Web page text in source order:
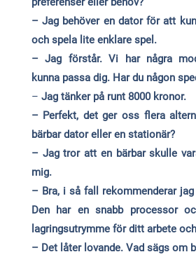
– Jag behöver en dator för att
och spela lite enklare spel.
– Jag förstår. Vi har några
kunna passa dig. Har du någon
– Jag tänker på runt 8000 kronor.
– Perfekt, det ger oss flera
bärbar dator eller en stationär?
– Jag tror att en bärbar skulle
mig.
– Bra, i så fall rekommenderar
Den har en snabb processor
lagringsutrymme för ditt arbete
– Det låter lovande. Vad sägs om